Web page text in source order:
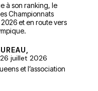
à son ranking, le
Championnats
et en route vers
26 juillet 2026
et l’association